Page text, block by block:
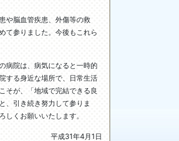
や脳血管疾患、外傷等の救
て参りました。今後もこれら
病院は、病気になると一時的
する身近な場所で、日常生活
そが、「地域で完結できる良
、引き続き努力して参りま
くお願いいたします。
平成31年4月1日